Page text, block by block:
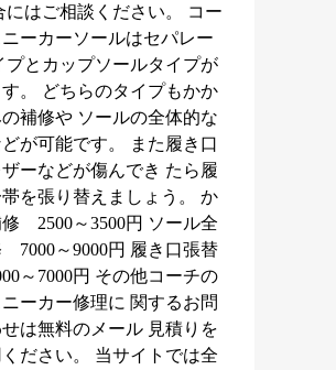
にはご相談ください。 コー
ーカーソールはセパレー
プとカップソールタイプが
。 どちらのタイプもかか
補修や ソールの全体的な
が可能です。 また履き口
ーなどが傷んでき たら履
を張り替えましょう。 か
2500～3500円 ソール全
7000～9000円 履き口張替
～7000円 その他コーチの
ーカー修理に 関するお問
は無料のメール 見積りを
ださい。 当サイトでは全